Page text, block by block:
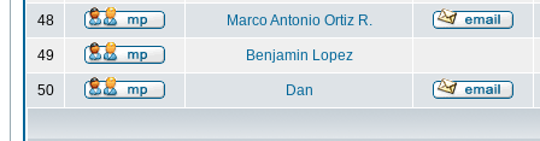
48 Marco Antonio Ortiz R.
49 Benjamin Lopez
50 Dan